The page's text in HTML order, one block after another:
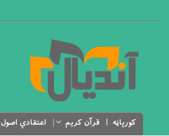
کورپاڼه قرآن کریم اعتقادي اصول